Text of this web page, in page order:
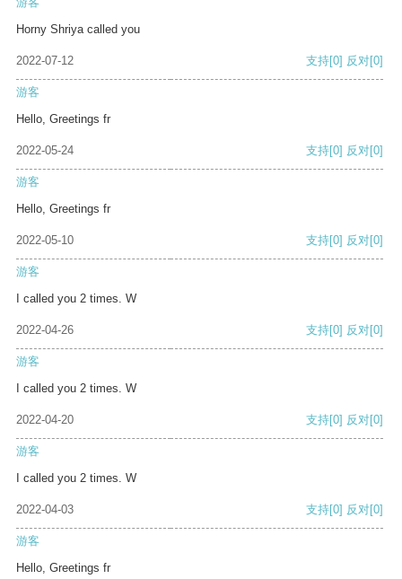
Horny Shriya called you
2022-07-12 支持[0] 反对[0]
游客
Hello, Greetings fr
2022-05-24 支持[0] 反对[0]
游客
Hello, Greetings fr
2022-05-10 支持[0] 反对[0]
游客
I called you 2 times. W
2022-04-26 支持[0] 反对[0]
游客
I called you 2 times. W
2022-04-20 支持[0] 反对[0]
游客
I called you 2 times. W
2022-04-03 支持[0] 反对[0]
游客
Hello, Greetings fr